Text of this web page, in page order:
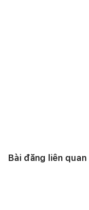
Bài đăng liên quan